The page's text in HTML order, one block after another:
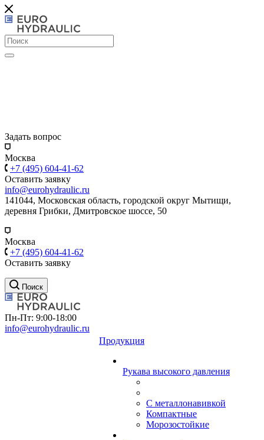
Задать вопрос
Москва
+7 (495) 604-41-62
Оставить заявку
info@eurohydraulic.ru
141044, Московская область, городской округ Мытищи,
деревня Грибки, Дмитровское шоссе, 50
Москва
+7 (495) 604-41-62
Оставить заявку
Поиск
Пн-Пт: 9:00-18:00
info@eurohydraulic.ru
Продукция
Рукава высокого давления
С металлонавивкой
Компактные
Морозостойкие